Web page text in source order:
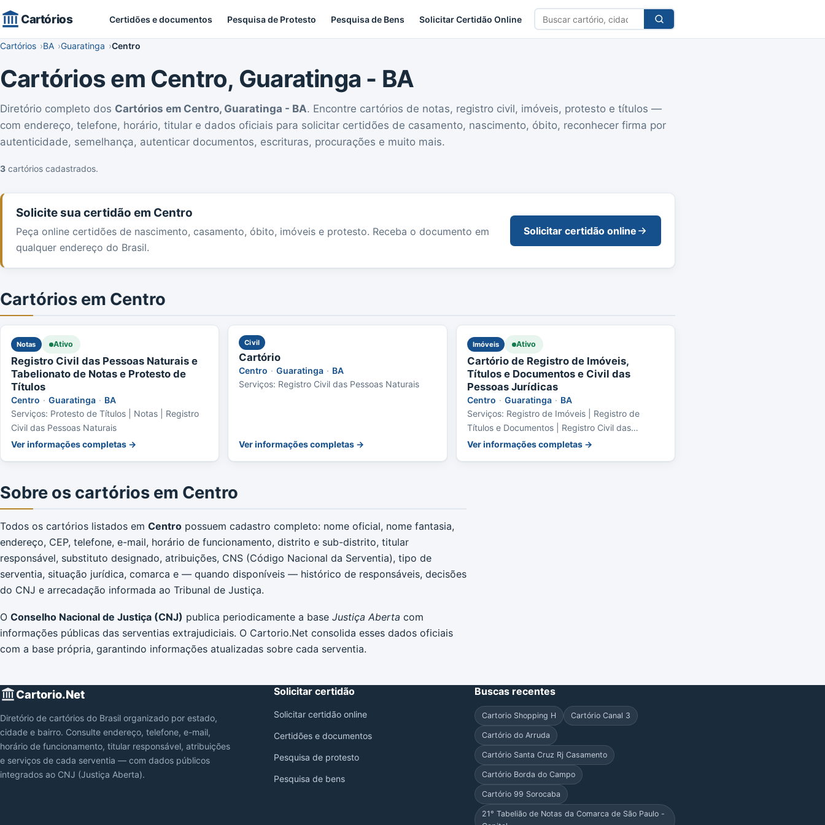
Cartórios Certidões e documentos Pesquisa de Protesto Pesquisa de Bens Solicitar Certidão Online
Buscar
cartório
Cartórios BA Guaratinga Centro
Cartórios em Centro, Guaratinga - BA
Diretório completo dos Cartórios em Centro, Guaratinga - BA. Encontre cartórios de notas, registro civil, imóveis, protesto e títulos —
com endereço, telefone, horário, titular e dados oficiais para solicitar certidões de casamento, nascimento, óbito, reconhecer firma por
autenticidade, semelhança, autenticar documentos, escrituras, procurações e muito mais.
3 cartórios cadastrados.
Solicite sua certidão em Centro
Peça online certidões de nascimento, casamento, óbito, imóveis e protesto. Receba o documento em
qualquer endereço do Brasil.
Solicitar certidão online
Cartórios em Centro
Notas Ativo
Registro Civil das Pessoas Naturais e
Tabelionato de Notas e Protesto de
Títulos
Centro · Guaratinga · BA
Serviços: Protesto de Títulos | Notas | Registro
Civil das Pessoas Naturais
Ver informações completas →
Civil
Cartório
Centro · Guaratinga · BA
Serviços: Registro Civil das Pessoas Naturais
Ver informações completas →
Imóveis Ativo
Cartório de Registro de Imóveis,
Títulos e Documentos e Civil das
Pessoas Jurídicas
Centro · Guaratinga · BA
Serviços: Registro de Imóveis | Registro de
Títulos e Documentos | Registro Civil das
Pessoas Jurídicas
Ver informações completas →
Sobre os cartórios em Centro
Todos os cartórios listados em Centro possuem cadastro completo: nome oficial, nome fantasia,
endereço, CEP, telefone, e-mail, horário de funcionamento, distrito e sub-distrito, titular
responsável, substituto designado, atribuições, CNS (Código Nacional da Serventia), tipo de
serventia, situação jurídica, comarca e — quando disponíveis — histórico de responsáveis, decisões
do CNJ e arrecadação informada ao Tribunal de Justiça.
O Conselho Nacional de Justiça (CNJ) publica periodicamente a base Justiça Aberta com
informações públicas das serventias extrajudiciais. O Cartorio.Net consolida esses dados oficiais
com a base própria, garantindo informações atualizadas sobre cada serventia.
Cartorio.Net
Diretório de cartórios do Brasil organizado por estado,
cidade e bairro. Consulte endereço, telefone, e-mail,
horário de funcionamento, titular responsável, atribuições
e serviços de cada serventia — com dados públicos
integrados ao CNJ (Justiça Aberta).
Solicitar certidão
Solicitar certidão online
Certidões e documentos
Pesquisa de protesto
Pesquisa de bens
Buscas recentes
Cartorio Shopping H Cartório Canal 3
Cartório do Arruda
Cartório Santa Cruz Rj Casamento
Cartório Borda do Campo
Cartório 99 Sorocaba
21° Tabelião de Notas da Comarca de São Paulo -